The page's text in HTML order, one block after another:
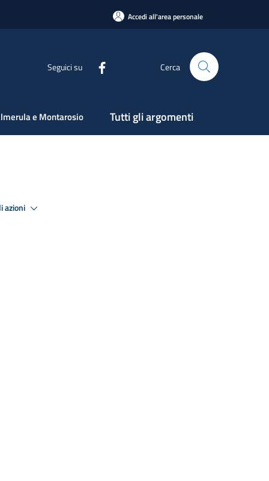
Accedi all'area personale
Seguici su Cerca
e Montarosio Tutti gli argomenti
azioni